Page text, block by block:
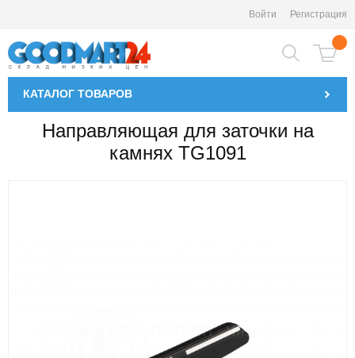
Войти Регистрация
КАТАЛОГ ТОВАРОВ
Направляющая для заточки на
камнях TG1091